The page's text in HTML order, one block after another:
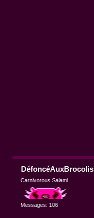
DéfoncéAuxBrocolis
Carnivorous Salami
Messages: 106